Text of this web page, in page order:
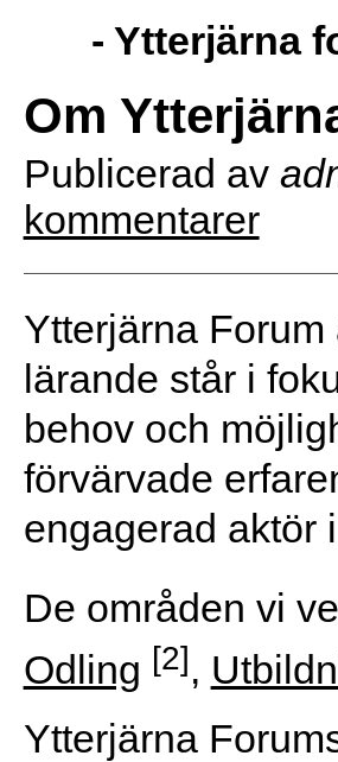
- Ytterjärna
Om
Publicerad av
kommentarer
Ytterjärna
lärande står i
behov och
förvärvade
engagerad aktör
De områden vi
Odling [2],
Ytterjärna